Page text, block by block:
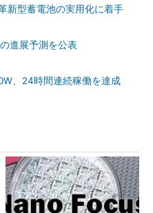
新型蓄電池の実用化に着手
進展予測を公表
、24時間連続稼働を達成